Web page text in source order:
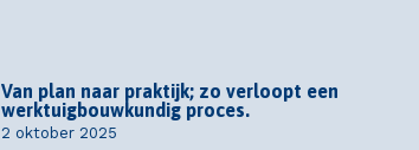
Van plan naar praktijk; zo verloopt een
werktuigbouwkundig proces.
2 oktober 2025